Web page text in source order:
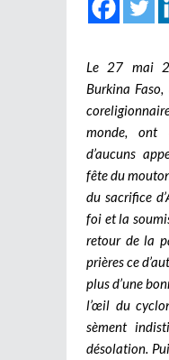
Le 27 mai
Burkina
monde, ont
d’aucuns
fête du
du sacrifice
foi et la
retour de la
prières ce
plus d’une
l’œil du
sèment
désolation.